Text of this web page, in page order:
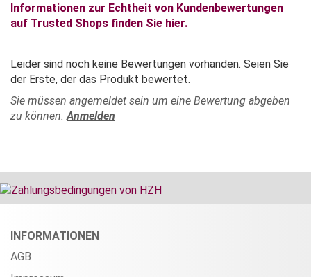
Informationen zur Echtheit von Kundenbewertungen
auf Trusted Shops finden Sie hier.
Leider sind noch keine Bewertungen vorhanden. Seien Sie
der Erste, der das Produkt bewertet.
Sie müssen angemeldet sein um eine Bewertung abgeben
zu können. Anmelden
INFORMATIONEN
AGB